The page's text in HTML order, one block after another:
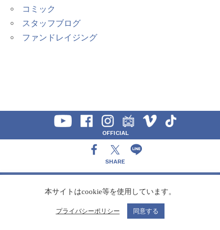
コミック
スタッフブログ
ファンドレイジング
OFFICIAL
SHARE
CONTACT
Copyright Speedy,Inc.
本サイトはcookie等を使用しています。
プライバシーポリシー 同意する